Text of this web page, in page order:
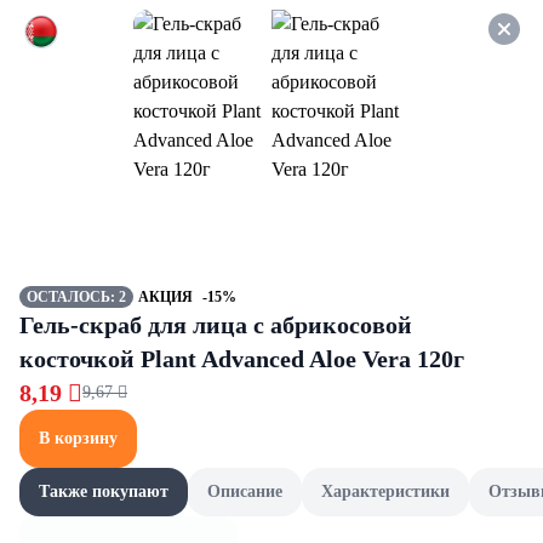
Оформляйте заказ НА
САМОВЫВОЗ и получайте
СКИДКУ 7%
Маринады и уксус
Все товары категории Уксус
ОСТАЛОСЬ: 2 АКЦИЯ -15%
Гель-скраб для лица с абрикосовой
косточкой Plant Advanced Aloe Vera 120г
8,19 9,67 
В корзину
Также покупают Описание Характеристики